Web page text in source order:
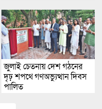
জুলাই চেতনায় দেশ গঠনের
দৃঢ় শপথে গণঅভ্যুত্থান দিবস
পালিত